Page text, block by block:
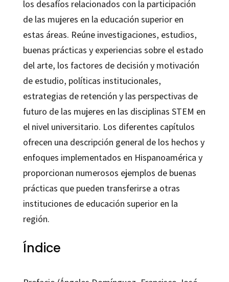
los desafíos relacionados con la participación
de las mujeres en la educación superior en
estas áreas. Reúne investigaciones, estudios,
buenas prácticas y experiencias sobre el estado
del arte, los factores de decisión y motivación
de estudio, políticas institucionales,
estrategias de retención y las perspectivas de
futuro de las mujeres en las disciplinas STEM en
el nivel universitario. Los diferentes capítulos
ofrecen una descripción general de los hechos y
enfoques implementados en Hispanoamérica y
proporcionan numerosos ejemplos de buenas
prácticas que pueden transferirse a otras
instituciones de educación superior en la
región.
Índice